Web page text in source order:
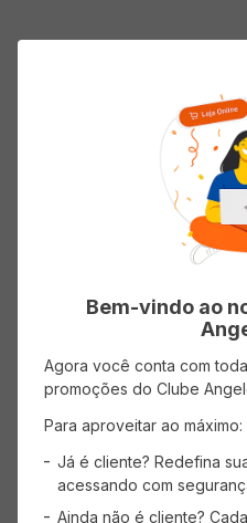
Mostrando 1-
CADASTRE-SE
Receba promoções, novidades
exclusivos.
Bem-vindo ao
Agora você conta com
promoções do Clube
Para aproveitar ao máximo:
Já é cliente? Redefina
acessando com
Ainda não é cliente?